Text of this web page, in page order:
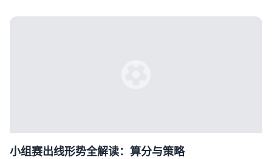
小组赛出线形势全解读：算分与策略